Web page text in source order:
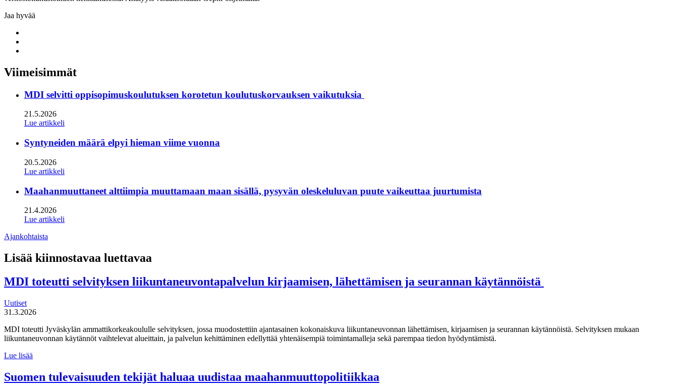
Jaa hyvää
twitter
Viimeisimmät
MDI selvitti oppisopimuskoulutuksen korotetun koulutuskorvauksen vaikutuksia
21.5.2026
Lue artikkeli
Syntyneiden määrä elpyi hieman viime vuonna
20.5.2026
Lue artikkeli
Maahanmuuttaneet alttiimpia muuttamaan maan sisällä, pysyvän oleskeluluvan puute vaikeuttaa juurtumista
21.4.2026
Lue artikkeli
Ajankohtaista
Lisää kiinnostavaa luettavaa
MDI toteutti selvityksen liikuntaneuvontapalvelun kirjaamisen, lähettämisen ja seurannan käytännöistä
Uutiset
31.3.2026
MDI toteutti Jyväskylän ammattikorkeakoululle selvityksen, jossa muodostettiin ajantasainen kokonaiskuva liikuntaneuvonnan lähettämisen, kirjaamisen ja seurannan käytännöistä. Selvityksen mukaan
liikuntaneuvonnan käytännöt vaihtelevat alueittain, ja palvelun kehittäminen edellyttää yhtenäisempiä toimintamalleja sekä parempaa tiedon hyödyntämistä.
Lue lisää
liikuntaneuvontapalvelun
kirjaamisen,
Suomen tulevaisuuden tekijät haluaa uudistaa maahanmuuttopolitiikkaa